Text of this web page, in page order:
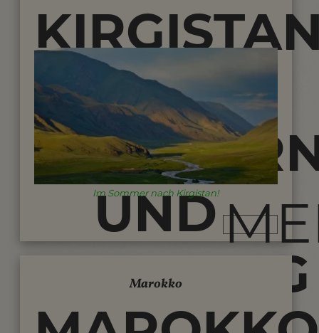
REISEN -
UND
TREKKING
Im Sommer nach Kirgistan!
Marokko